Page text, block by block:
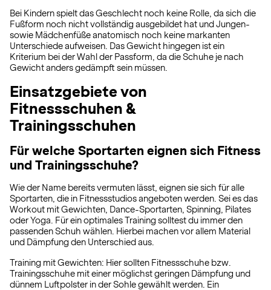
Bei Kindern spielt das Geschlecht noch keine Rolle, da sich die
Fußform noch nicht vollständig ausgebildet hat und Jungen-
sowie Mädchenfüße anatomisch noch keine markanten
Unterschiede aufweisen. Das Gewicht hingegen ist ein
Kriterium bei der Wahl der Passform, da die Schuhe je nach
Gewicht anders gedämpft sein müssen.
Einsatzgebiete von
Fitnessschuhen &
Trainingsschuhen
Für welche Sportarten eignen sich Fitness
und Trainingsschuhe?
Wie der Name bereits vermuten lässt, eignen sie sich für alle
Sportarten, die in Fitnessstudios angeboten werden. Sei es das
Workout mit Gewichten, Dance-Sportarten, Spinning, Pilates
oder Yoga. Für ein optimales Training solltest du immer den
passenden Schuh wählen. Hierbei machen vor allem Material
und Dämpfung den Unterschied aus.
Training mit Gewichten: Hier sollten Fitnessschuhe bzw.
Trainingsschuhe mit einer möglichst geringen Dämpfung und
dünnem Luftpolster in der Sohle gewählt werden. Ein